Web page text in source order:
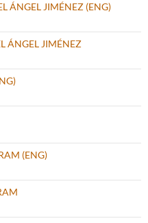
ÁNGEL JIMÉNEZ (ENG)
ÁNGEL JIMÉNEZ
(ENG)